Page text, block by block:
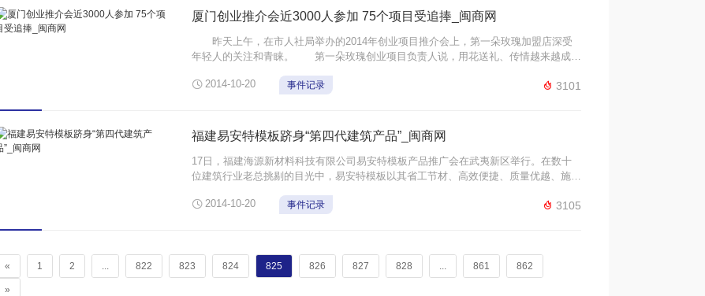
厦门创业推介会近3000人参加 75个项目受追捧_闽商网
昨天上午，在市人社局举办的2014年创业项目推介会上，第一朵玫瑰加盟店深受
年轻人的关注和青睐。 第一朵玫瑰创业项目负责人说，用花送礼、传情越来越成为
日营销为重点，主要经营绿植盆栽销售。 “千里眼远程监控——宝宝在线”项目 ...
 2014-10-20 事件记录  3101
福建易安特模板跻身“第四代建筑产品”_闽商网
17日，福建海源新材料科技有限公司易安特模板产品推广会在武夷新区举行。在数十
位建筑行业老总挑剔的目光中，易安特模板以其省工节材、高效便捷、质量优越、施工
重点引进的落户企业，是上市企业福建海源自动化机械股份有限公司注册的全资子公
 2014-10-20 事件记录  3105
« 1 2 ... 822 823 824 825 826 827 828 ... 861 862
»